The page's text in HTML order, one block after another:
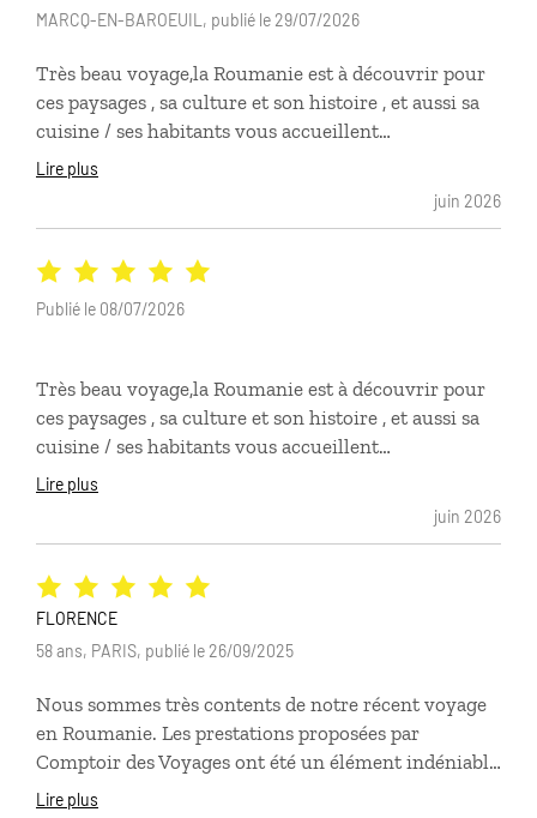
Très beau voyage,la Roumanie est à découvrir pour
ces paysages , sa culture et son histoire , et aussi sa
cuisine / ses habitants vous accueillent
chaleureusement // des hébergements originaux et
surtout inhabituels , à découvrir, comme les églises
de Bucovine ou le "cimetière joyeux" Un regret: nous
semble être magique ! Nous aurions du changer
notre programe et évitér le Chateau de Bran et ses
téléphone quand nous en avons eu besoin. Et un très
gros bon point pour les guides qui nous ont
accompagné dans les grandes vill
Lire plus
juin 2026
MARCQ-EN-BAROEUIL, publié le 29/07/2026
Très beau voyage,la Roumanie est à découvrir pour
ces paysages , sa culture et son histoire , et aussi sa
cuisine / ses habitants vous accueillent
chaleureusement // des hébergements originaux et
surtout inhabituels , à découvrir / avec mon mari
Lire plus
juin 2026
Publié le 08/07/2026
Nous sommes très contents de notre récent voyage
en Roumanie. Les prestations proposées par
Comptoir des Voyages ont été un élément indéniable
de sa réussite : excellent choix d’hébergements et
Lire plus
FLORENCE
58 ans, PARIS, publié le 26/09/2025